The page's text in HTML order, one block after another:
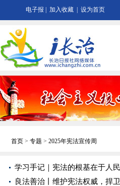
电子报 加入收藏 设为首页
首页 > 专题 > 2025年宪法宣传周
学习手记｜宪法的根基在于人
良法善治丨维护宪法权威，捍